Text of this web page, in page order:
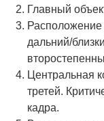
Главный
дальний/
Центральная
третей.
кадра.